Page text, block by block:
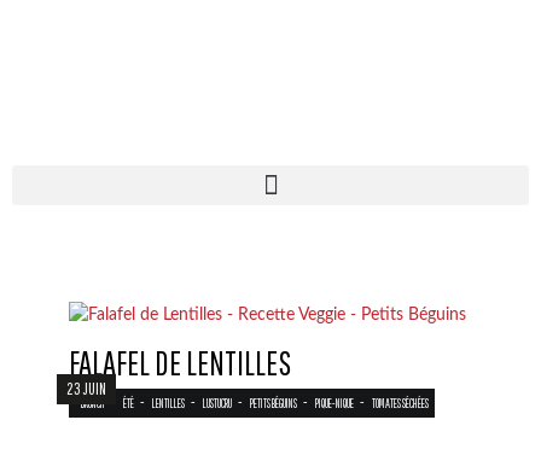
23 JUIN
FALAFEL DE LENTILLES
BRUNCH ÉTÉ - LENTILLES - LUSTUCRU - PETITS BÉGUINS - PIQUE-NIQUE - TOMATES SÉCHÉES